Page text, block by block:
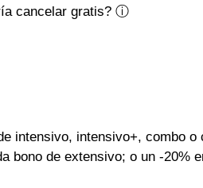
cancelar gratis?ⓘ
intensivo, intensivo+, combo o
bono de extensivo; o un -20%